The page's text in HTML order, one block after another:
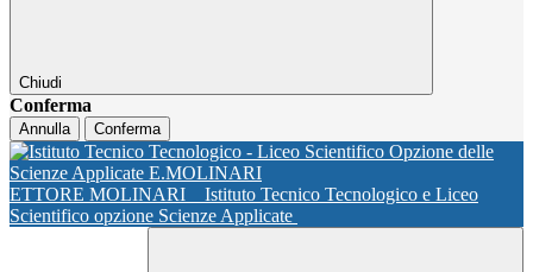
Chiudi
Conferma
Annulla Conferma
ETTORE MOLINARI
Istituto Tecnico Tecnologico e Liceo
Scientifico opzione Scienze Applicate